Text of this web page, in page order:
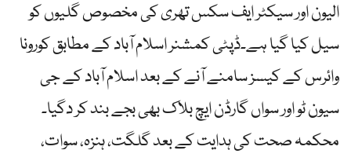
الیون اور سیکٹر ایف سکس تھری کی مخصوص گلیوں کو
سیل کیا گیا ہے۔ڈپٹی کمشنر اسلام آباد کے مطابق کورونا
وائرس کے کیسز سامنے آنے کے بعد اسلام آباد کے جی
سیون ٹو اور سواں گارڈن ایچ بلاک بھی بجے بند کر دگیا۔
محکمہ صحت کی ہدایت کے بعد گلگت، ہنزہ، سوات،